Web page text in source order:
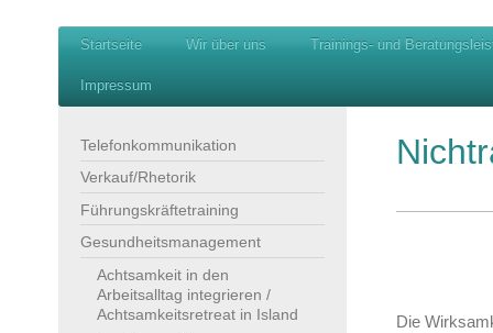
Startseite Wir über uns Trainings- und
Impressum
Die
Telefonkommunikation
Verkauf/Rhetorik
Führungskräftetraining
Gesundheitsmanagement
Achtsamkeit in den
Arbeitsalltag integrieren /
Achtsamkeitsretreat in Island